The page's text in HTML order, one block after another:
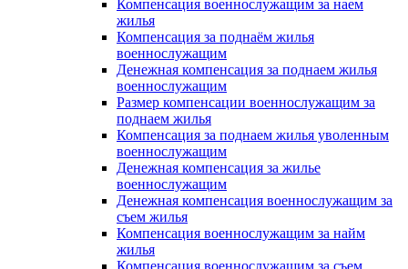
Компенсация военнослужащим за наем
жилья
Компенсация за поднаём жилья
военнослужащим
Денежная компенсация за поднаем жилья
военнослужащим
Размер компенсации военнослужащим за
поднаем жилья
Компенсация за поднаем жилья уволенным
военнослужащим
Денежная компенсация за жилье
военнослужащим
Денежная компенсация военнослужащим за
съем жилья
Компенсация военнослужащим за найм
жилья
Компенсация военнослужащим за съем